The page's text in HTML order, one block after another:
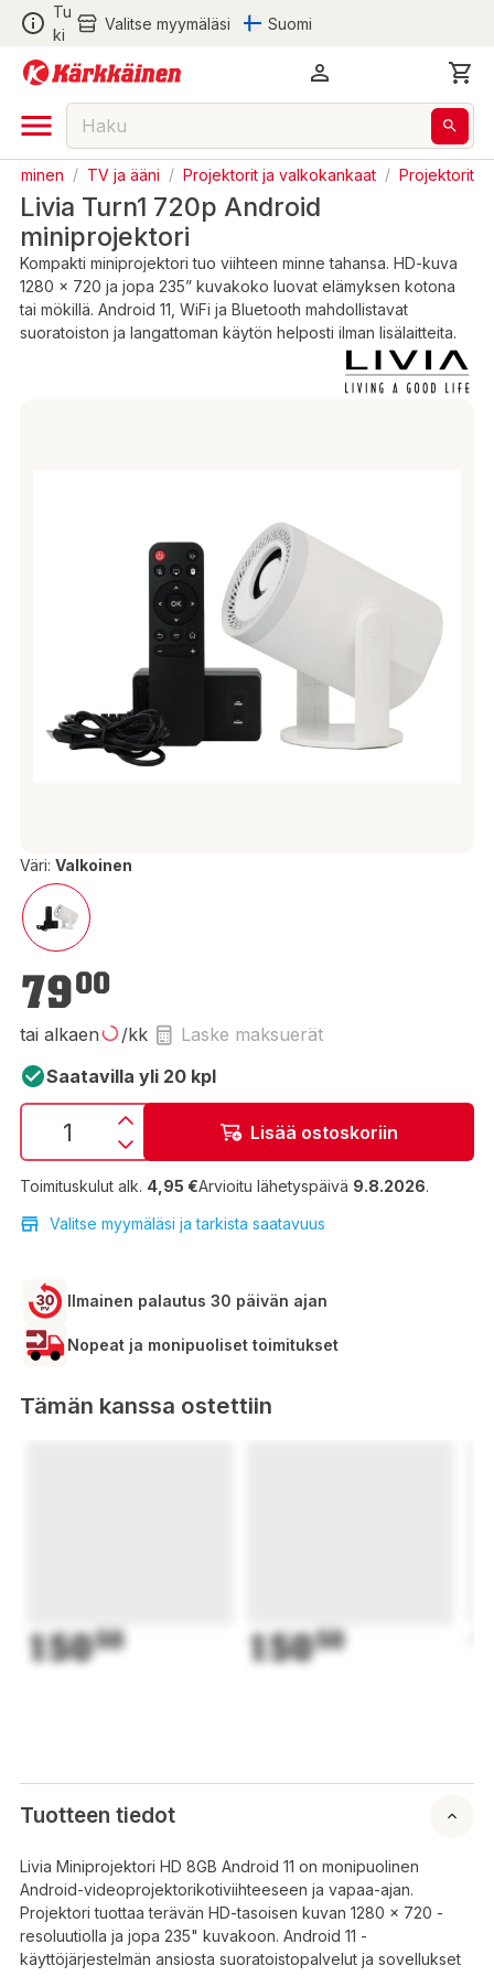
Tu
ki
Valitse myymäläsi Suomi
/ TV ja ääni / Projektorit ja valkokankaat / Projektorit
Livia Turn1 720p Android
miniprojektori
Kompakti miniprojektori tuo viihteen minne tahansa. HD-kuva
1280 x 720 ja jopa 235” kuvakoko luovat elämyksen kotona
tai mökillä. Android 11, WiFi ja Bluetooth mahdollistavat
suoratoiston ja langattoman käytön helposti ilman lisälaitteita.
Väri: Valkoinen
7900
tai alkaen /kk
Laske maksuerät
Saatavilla yli 20 kpl
Lisää ostoskoriin
Toimituskulut alk. 4,95 €Arvioitu lähetyspäivä 9.8.2026.
Valitse myymäläsi ja tarkista saatavuus
Ilmainen palautus 30 päivän ajan
Nopeat ja monipuoliset toimitukset
Tämän kanssa ostettiin
15050 15050
Tuotteen tiedot
Livia Miniprojektori HD 8GB Android 11 on monipuolinen
Android-videoprojektorikotiviihteeseen ja vapaa-ajan.
Projektori tuottaa terävän HD-tasoisen kuvan 1280 x 720 -
resoluutiolla ja jopa 235" kuvakoon. Android 11 -
käyttöjärjestelmän ansiosta suoratoistopalvelut ja sovellukset